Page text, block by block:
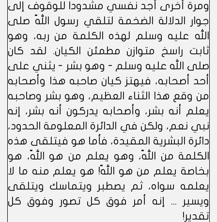
ومرة أخرى أجد نفسي مشدودا للوقوف إلى
جوار الدلالة الضخمة لتلقي رسول اللّه صلى
الله عليه وسلم لهذه الكلمة من ربه، وهو
ثابت راسخ متوازن مطمئن الكيان. لقد كان
صلى الله عليه وسلم - وهو بشر - يثني على
أحد أصحابه، فيهتز كيان صاحبه هذا وأصحابه
من وقع هذا الثناء العظيم، وهو بشر وصاحبه
يعلم أنه بشر، وأصحابه يدركون أنه بشر، إنه
نبي نعم، ولكن في الدائرة المعلومة الحدود،
دائرة البشرية المقيدة، فأما هو فيتلقى هذه
الكلمة من اللّه، وهو يعلم من هو اللّه، هو
بخاصة يعلم من هو اللّه! هو يعلم منه ما لا
يعلمه سواه، ثم يصطبر ويتماسك ويتلقى
ويسير ... إنه أمر فوق كل تصور وفوق كل
تقدير!